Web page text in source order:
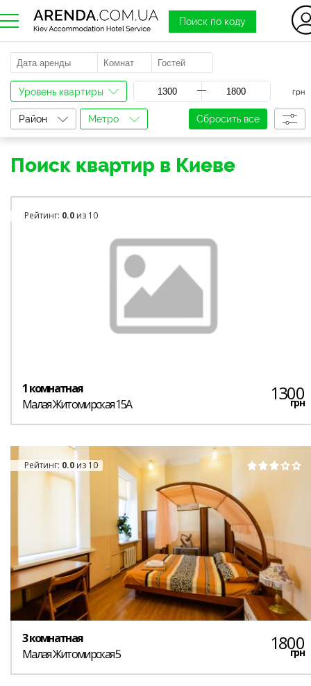
Поиск по коду
Уровень квартиры грн
Район Метро Сбросить все
Поиск квартир в Киеве
Рейтинг: 0.0 из 10
1 комнатная
Малая Житомирская 15А
1300
грн
Рейтинг: 0.0 из 10
3 комнатная
Малая Житомирская 5
1800
грн